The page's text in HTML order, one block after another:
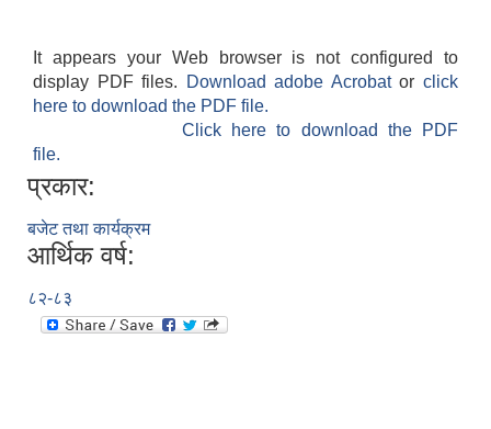
It appears your Web browser is not configured to
display PDF files.
Download adobe Acrobatorclick
here to download the PDF file.
Click here to download the PDF
file.
प्रकार:
बजेट तथा कार्यक्रम
आर्थिक वर्ष:
८२-८३